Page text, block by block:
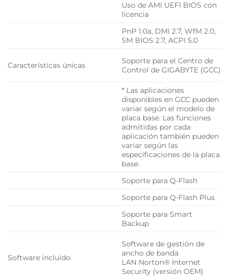
Uso de AMI UEFI BIOS con
licencia
PnP 1.0a, DMI 2.7, WfM 2.0,
SM BIOS 2.7, ACPI 5.0
Características únicas
Soporte para el Centro de
Control de GIGABYTE (GCC)
* Las aplicaciones
disponibles en GCC pueden
variar según el modelo de
placa base. Las funciones
admitidas por cada
aplicación también pueden
variar según las
especificaciones de la placa
base.
Soporte para Q-Flash
Soporte para Q-Flash Plus
Soporte para Smart
Backup
Software incluido
Software de gestión de
ancho de banda
LAN Norton® Internet
Security (versión OEM)